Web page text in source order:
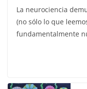
La neurociencia
(no sólo lo que
fundamentalmente